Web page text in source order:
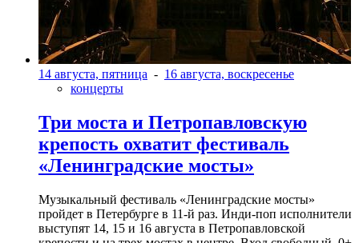
14 августа, пятница - 16 августа, воскресенье
концерты
Три моста и Петропавловскую
крепость охватит фестиваль
«Ленинградские мосты»
Музыкальный фестиваль «Ленинградские мосты»
пройдет в Петербурге в 11-й раз. Инди-поп исполнители
выступят 14, 15 и 16 августа в Петропавловской